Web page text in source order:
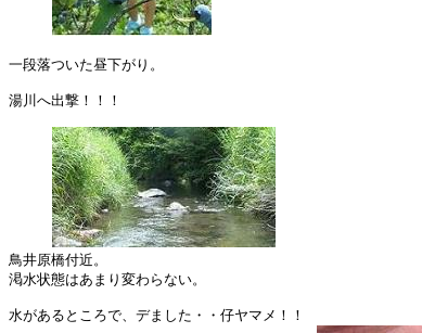
一段落ついた昼下がり。
湯川へ出撃！！！
鳥井原橋付近。
渇水状態はあまり変わらない。
水があるところで、デました・・仔ヤマメ！！